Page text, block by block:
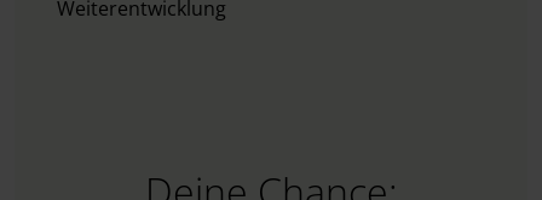
Weiterentwicklung